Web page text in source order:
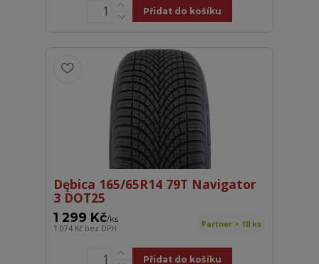
Přidat do košíku
Dębica 165/65R14 79T Navigator
3 DOT25
1 299 Kč/ks
1 074 Kč bez DPH Partner > 10 ks
Přidat do košíku